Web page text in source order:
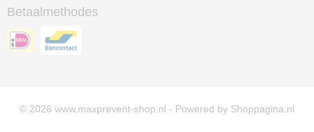
Betaalmethodes
© 2026 www.maxprevent-shop.nl - Powered by Shoppagina.nl